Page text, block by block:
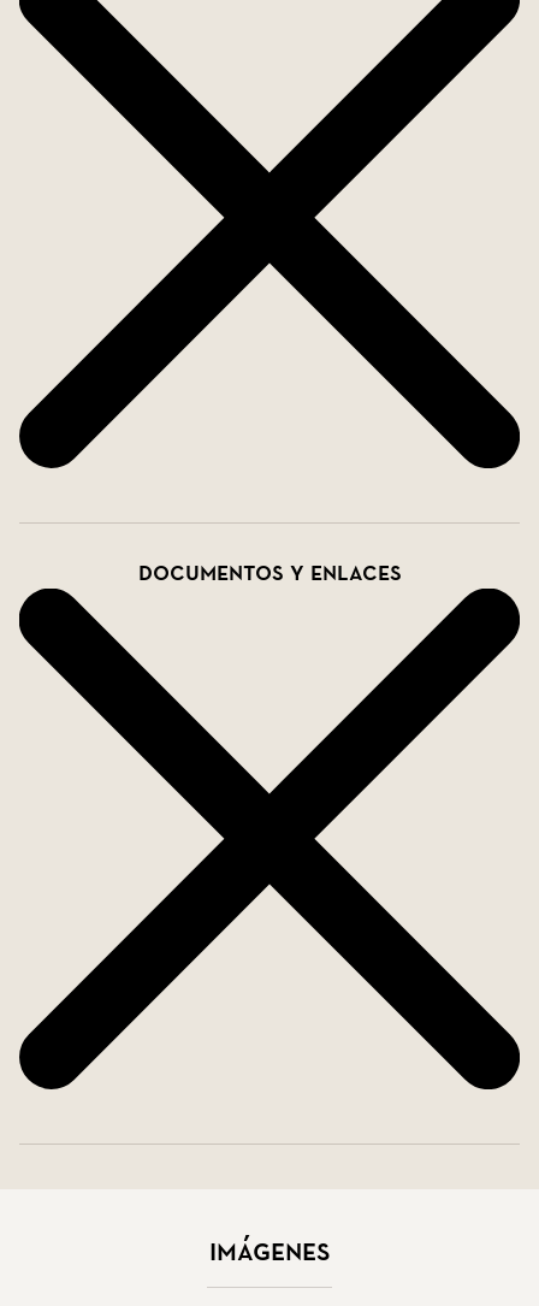
iglesia, cafés, restaurantes y el animado mercado
que se celebra aquí todos los viernes. Algaida es
un auténtico pueblo mallorquín que vive todo el
año. Aquí encontrarás pocos turistas. A Palma se
llega en aprox. 20 minutos, y al aeropuerto en 15.
El mar y las playas están a sólo 20 km del pueblo.
Te enamorarás de esta maravillosa casa.
¡Bienvenido a casa!
Documentos y enlaces
Imágenes